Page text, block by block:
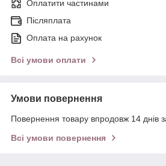
Оплатити частинами
Післяплата
Оплата на рахунок
Всі умови оплати
Умови повернення
Повернення товару впродовж 14 днів
Всі умови повернення